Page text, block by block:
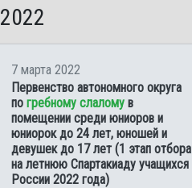
2022
7 марта 2022
Первенство автономного округа
по гребному слалому в
помещении среди юниоров и
юниорок до 24 лет, юношей и
девушек до 17 лет (1 этап отбора
на летнюю Спартакиаду учащихся
России 2022 года)